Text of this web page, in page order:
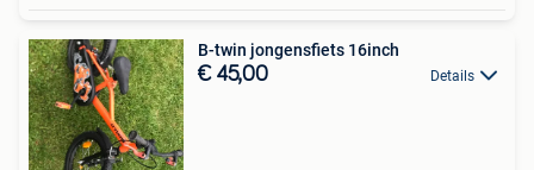
B-twin jongensfiets 16inch
€ 45,00 Details